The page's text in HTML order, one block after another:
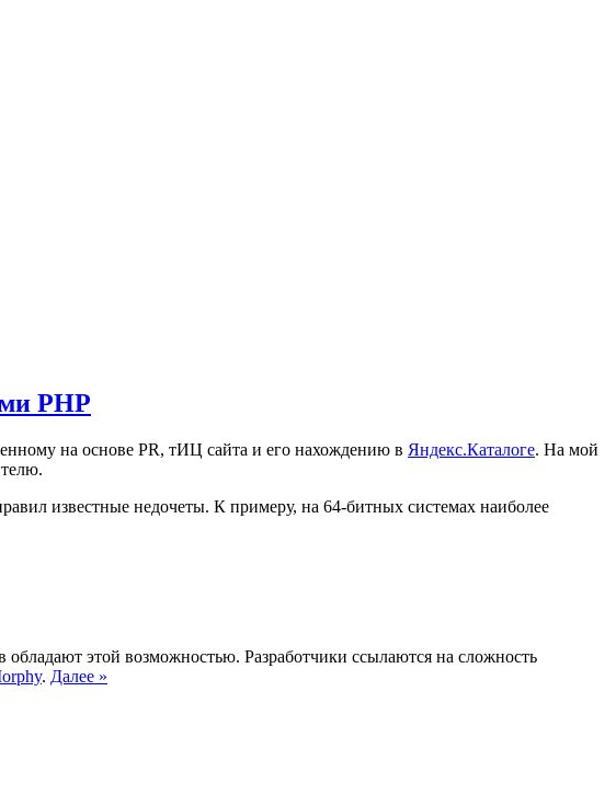
PHP
на основе PR, тИЦ сайта и его нахождению в Яндекс.Каталоге. На мой
известные недочеты. К примеру, на 64-битных системах наиболее
этой возможностью. Разработчики ссылаются на сложность
. Далее »